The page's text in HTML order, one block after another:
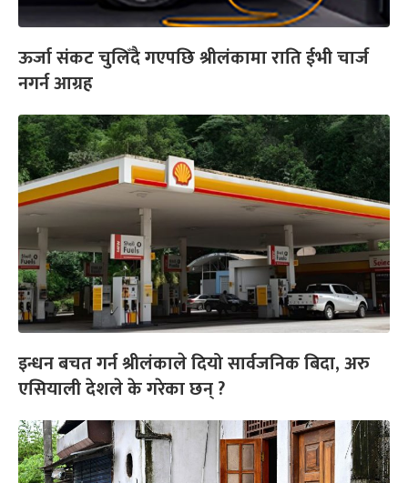
ऊर्जा संकट चुलिँदै गएपछि श्रीलंकामा राति ईभी चार्ज
नगर्न आग्रह
इन्धन बचत गर्न श्रीलंकाले दियो सार्वजनिक बिदा, अरु
एसियाली देशले के गरेका छन् ?